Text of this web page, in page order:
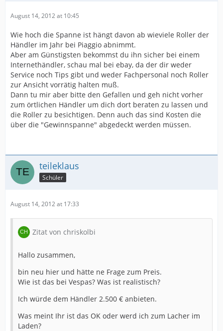
August 14, 2012 at 10:45
Wie hoch die Spanne ist hängt davon ab wieviele Roller der
Händler im Jahr bei Piaggio abnimmt.
Aber am Günstigsten bekommst du ihn sicher bei einem
Internethändler, schau mal bei ebay, da der dir weder
Service noch Tips gibt und weder Fachpersonal noch Roller
zur Ansicht vorrätig halten muß.
Dann tu mir aber bitte den Gefallen und geh nicht vorher
zum örtlichen Händler um dich dort beraten zu lassen und
die Roller zu besichtigen. Denn auch das sind Kosten die
über die "Gewinnspanne" abgedeckt werden müssen.
teileklaus
Schüler
August 14, 2012 at 17:33
Zitat von chriskolbi
Hallo zusammen,
bin neu hier und hätte ne Frage zum Preis.
Wie ist das bei Vespas? Was ist realistisch?
Ich würde dem Händler 2.500 € anbieten.
Was meint Ihr ist das OK oder werd ich zum Lacher im
Laden?